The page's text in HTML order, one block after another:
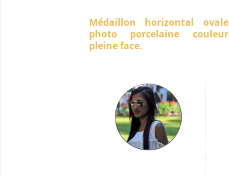
Médaillon horizontal ovale
photo porcelaine couleur
pleine face.